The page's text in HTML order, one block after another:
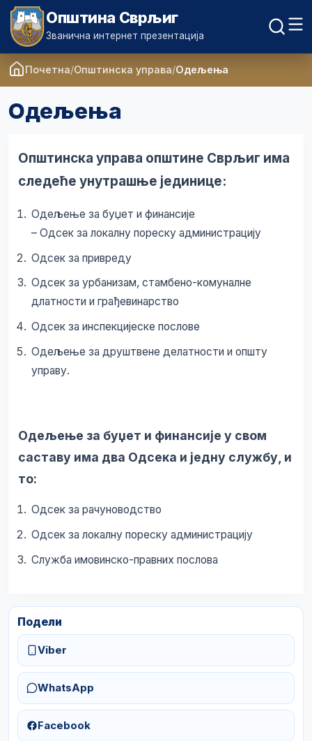
Општина Сврљиг
Званична интернет презентација
Почетна Општинска управа Одељења
Одељења
Општинска управа општине Сврљиг има
следеће унутрашње јединице:
Одељење за буџет и финансије
– Одсек за локалну пореску администрацију
Одсек за привреду
Одсек за урбанизам, стамбено-комуналне
длатности и грађевинарство
Одсек за инспекцијеске послове
Одељење за друштвене делатности и општу
управу.
Одељење за буџет и финансије у свом
саставу има два Одсека и једну службу, и
то:
Одсек за рачуноводство
Одсек за локалну пореску администрацију
Служба имовинско-правних послова
Подели
Viber
WhatsApp
Facebook